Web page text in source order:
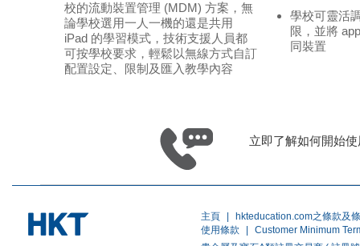
校的流動裝置管理 (MDM) 方案，無
論學校選用一人一機的還是共用
iPad 的學習模式，技術支援人員都
可按學校要求，輕鬆以無線方式自訂
配置設定、限制及匯入教學內容
學校可靈活
限，並將
同裝置
立即了解如何開始
主頁
hkteducation.com之條款及
使用條款
Customer Minimum